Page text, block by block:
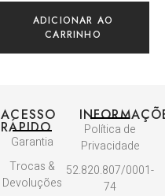
ADICIONAR AO
CARRINHO
ACESSO
RÁPIDO
Garantia
Trocas &
Devoluções
Política de
Privacidade
52.820.807/0001-
74